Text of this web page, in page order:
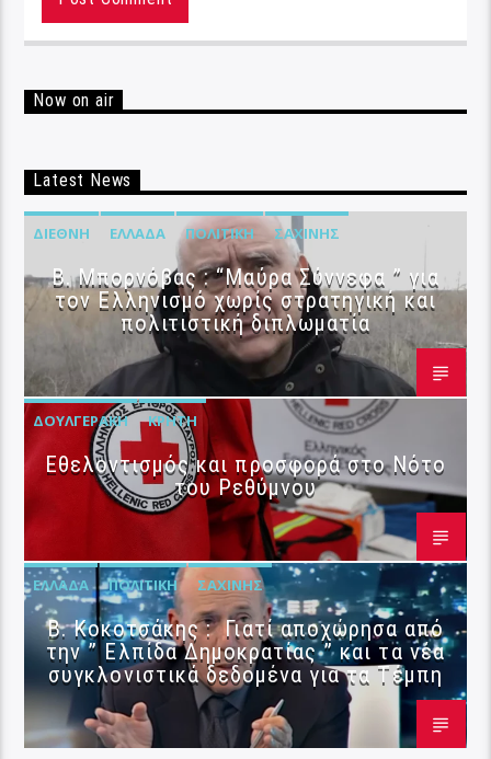
Now on air
Latest News
ΔΙΕΘΝΉ ΕΛΛΆΔΑ ΠΟΛΙΤΙΚΉ ΣΑΧΊΝΗΣ
B. Μπορνόβας : “Μαύρα Σύννεφα ” για
τον Ελληνισμό χωρίς στρατηγική και
πολιτιστική διπλωματία
ΔΟΥΛΓΕΡΆΚΗ ΚΡΉΤΗ
Εθελοντισμός και προσφορά στο Νότο
του Ρεθύμνου
ΕΛΛΆΔΑ ΠΟΛΙΤΙΚΉ ΣΑΧΊΝΗΣ
Β. Κοκοτσάκης : Γιατί αποχώρησα από
την ” Ελπίδα Δημοκρατίας ” και τα νέα
συγκλονιστικά δεδομένα για τα Τέμπη